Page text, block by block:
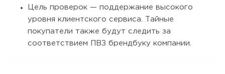
Цель проверок — поддержание высокого
уровня клиентского сервиса. Тайные
покупатели также будут следить за
соответствием ПВЗ брендбуку компании.